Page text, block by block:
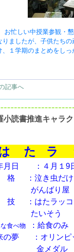
お忙しい中授業参観・
りましたが、子供たち
、１学期のまとめをしっ
記事へ
小読書推進キャラ
た ラ
月日 ：４月１9
：泣き虫だけ
んばり屋
：はたラッコ
いそう
食べ物
：給食のみ
の夢
：オリン
メダル